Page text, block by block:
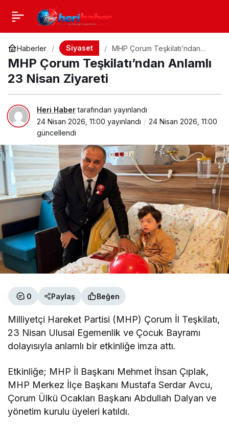
Haberler Siyaset
MHP Çorum Teşkilatı’ndan
Anlamlı 23 Nisan Ziyareti
MHP Çorum Teşkilatı’ndan Anlamlı
23 Nisan Ziyareti
Heri Habertarafından yayınlandı
24 Nisan 2026, 11:00 yayınlandı
24 Nisan 2026, 11:00
güncellendi
0 Paylaş Beğen
Milliyetçi Hareket Partisi (MHP) Çorum İl Teşkilatı,
23 Nisan Ulusal Egemenlik ve Çocuk Bayramı
dolayısıyla anlamlı bir etkinliğe imza attı.
Etkinliğe; MHP İl Başkanı Mehmet İhsan Çıplak,
MHP Merkez İlçe Başkanı Mustafa Serdar Avcu,
Çorum Ülkü Ocakları Başkanı Abdullah Dalyan ve
yönetim kurulu üyeleri katıldı.